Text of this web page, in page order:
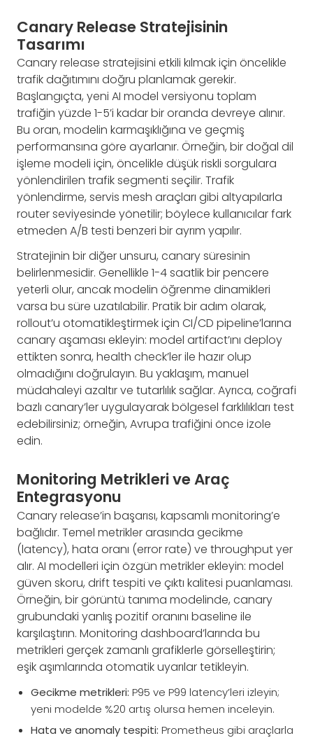
Canary Release Stratejisinin
Tasarımı
Canary release stratejisini etkili kılmak için öncelikle
trafik dağıtımını doğru planlamak gerekir.
Başlangıçta, yeni AI model versiyonu toplam
trafiğin yüzde 1-5’i kadar bir oranda devreye alınır.
Bu oran, modelin karmaşıklığına ve geçmiş
performansına göre ayarlanır. Örneğin, bir doğal dil
işleme modeli için, öncelikle düşük riskli sorgulara
yönlendirilen trafik segmenti seçilir. Trafik
yönlendirme, servis mesh araçları gibi altyapılarla
router seviyesinde yönetilir; böylece kullanıcılar fark
etmeden A/B testi benzeri bir ayrım yapılır.
Stratejinin bir diğer unsuru, canary süresinin
belirlenmesidir. Genellikle 1-4 saatlik bir pencere
yeterli olur, ancak modelin öğrenme dinamikleri
varsa bu süre uzatılabilir. Pratik bir adım olarak,
rollout’u otomatikleştirmek için CI/CD pipeline’larına
canary aşaması ekleyin: model artifact’ını deploy
ettikten sonra, health check’ler ile hazır olup
olmadığını doğrulayın. Bu yaklaşım, manuel
müdahaleyi azaltır ve tutarlılık sağlar. Ayrıca, coğrafi
bazlı canary’ler uygulayarak bölgesel farklılıkları test
edebilirsiniz; örneğin, Avrupa trafiğini önce izole
edin.
Monitoring Metrikleri ve Araç
Entegrasyonu
Canary release’in başarısı, kapsamlı monitoring’e
bağlıdır. Temel metrikler arasında gecikme
(latency), hata oranı (error rate) ve throughput yer
alır. AI modelleri için özgün metrikler ekleyin: model
güven skoru, drift tespiti ve çıktı kalitesi puanlaması.
Örneğin, bir görüntü tanıma modelinde, canary
grubundaki yanlış pozitif oranını baseline ile
karşılaştırın. Monitoring dashboard’larında bu
metrikleri gerçek zamanlı grafiklerle görselleştirin;
eşik aşımlarında otomatik uyarılar tetikleyin.
Gecikme metrikleri: P95 ve P99 latency’leri izleyin;
yeni modelde %20 artış olursa hemen inceleyin.
Hata ve anomaly tespiti: Prometheus gibi araçlarla